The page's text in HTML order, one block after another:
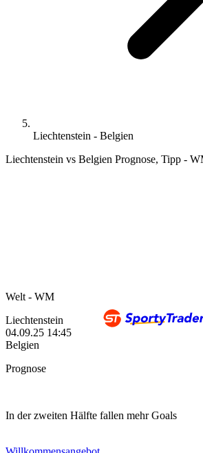
Liechtenstein - Belgien
Liechtenstein vs Belgien Prognose, Tipp -
Welt - WM
Liechtenstein
04.09.25 14:45
Belgien
Prognose
In der zweiten Hälfte fallen mehr Goals